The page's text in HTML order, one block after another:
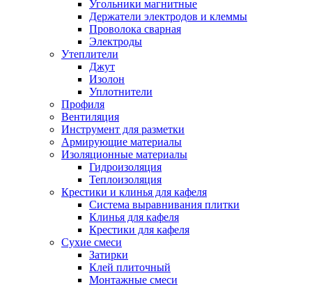
Угольники магнитные
Держатели электродов и клеммы
Проволока сварная
Электроды
Утеплители
Джут
Изолон
Уплотнители
Профиля
Вентиляция
Инструмент для разметки
Армирующие материалы
Изоляционные материалы
Гидроизоляция
Теплоизоляция
Крестики и клинья для кафеля
Система выравнивания плитки
Клинья для кафеля
Крестики для кафеля
Сухие смеси
Затирки
Клей плиточный
Монтажные смеси